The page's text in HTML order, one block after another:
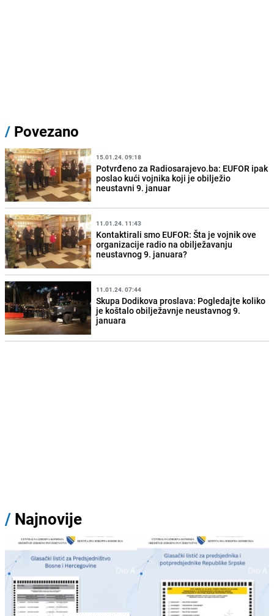
/ Povezano
15.01.24. 09:18
Potvrđeno za Radiosarajevo.ba: EUFOR ipak
poslao kući vojnika koji je obilježio
neustavni 9. januar
11.01.24. 11:43
Kontaktirali smo EUFOR: Šta je vojnik ove
organizacije radio na obilježavanju
neustavnog 9. januara?
11.01.24. 07:44
Skupa Dodikova proslava: Pogledajte koliko
je koštalo obilježavnje neustavnog 9.
januara
/ Najnovije